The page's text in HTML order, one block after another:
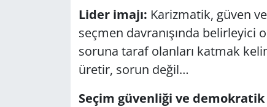
Lider imajı: Karizmatik, güven
seçmen davranışında belirleyici
soruna taraf olanları katmak
üretir, sorun değil…
Seçim güvenliği ve